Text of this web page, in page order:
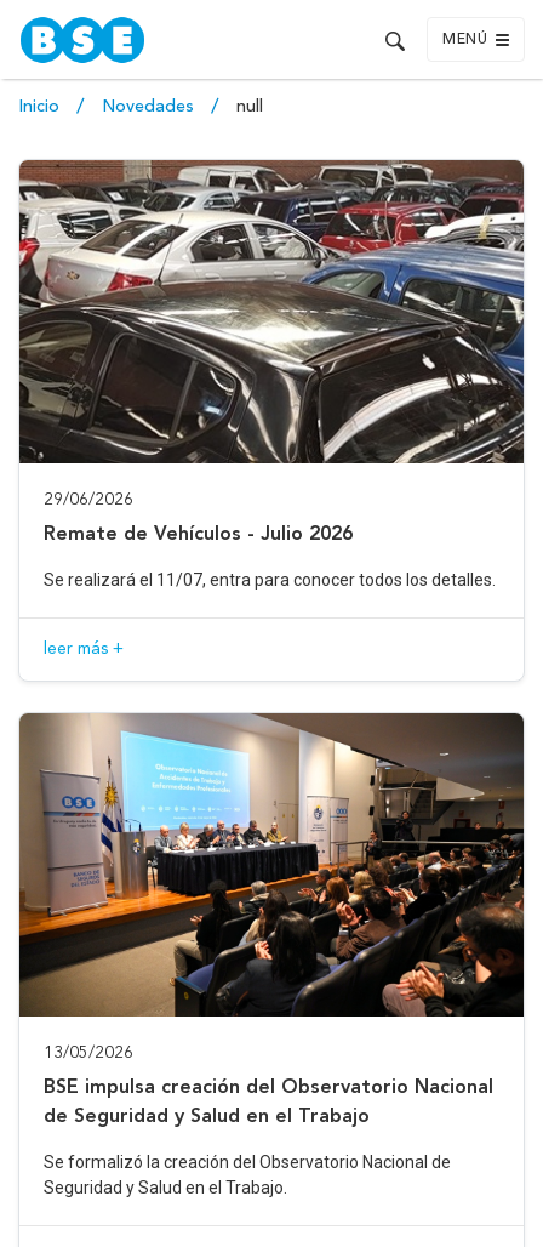
MENÚ
Inicio Novedades null
29/06/2026
Remate de Vehículos - Julio 2026
Se realizará el 11/07, entra para conocer todos los detalles.
leer más +
13/05/2026
BSE impulsa creación del Observatorio Nacional
de Seguridad y Salud en el Trabajo
Se formalizó la creación del Observatorio Nacional de
Seguridad y Salud en el Trabajo.